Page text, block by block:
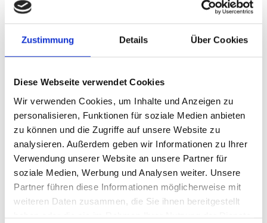
Zustimmung Details Über Cookies
Diese Webseite verwendet Cookies
Wir verwenden Cookies, um Inhalte und Anzeigen zu
personalisieren, Funktionen für soziale Medien anbieten
zu können und die Zugriffe auf unsere Website zu
analysieren. Außerdem geben wir Informationen zu Ihrer
Verwendung unserer Website an unsere Partner für
soziale Medien, Werbung und Analysen weiter. Unsere
Partner führen diese Informationen möglicherweise mit
weiteren Daten zusammen, die Sie ihnen bereitgestellt
haben oder die sie im Rahmen Ihrer Nutzung der Dienste
existiert.
Museumsgütesiegel 2021-2027
Ausstellungen
10.05.2026 - 08.11.2026
100 Jahre Kunsttempel
Den Mittelpunkt des Gesamtkunstwerks
Kunststätte Bossard in der Lüneburger Heide